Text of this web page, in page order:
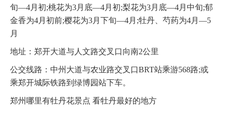
旬—4月初;桃花为3月底—4月初;梨花为3月底—4月中旬;郁
金香为4月初前;樱花为3月下旬—4月;牡丹、芍药为4月—5
月
地址：郑开大道与人文路交叉口向南2公里
公交线路：中州大道与农业路交叉口BRT站乘游568路;或
乘郑开城际铁路到绿博园站下车。
郑州哪里有牡丹花景点 看牡丹最好的地方